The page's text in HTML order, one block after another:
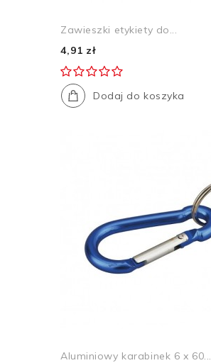
Zawieszki etykiety do...
4,91 zł
Dodaj do koszyka
Aluminiowy karabinek 6 x 60...